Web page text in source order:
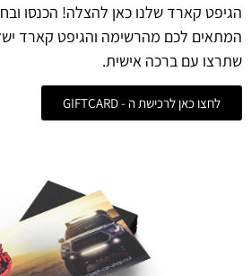
הגיפט קארד שלנו כאן להצלה! הכנסו
המתאים לכם מהרשימה והגיפט קארד
שתרצו עם ברכה אישית.
לחצו כאן לרכישת ה - GIFTCARD